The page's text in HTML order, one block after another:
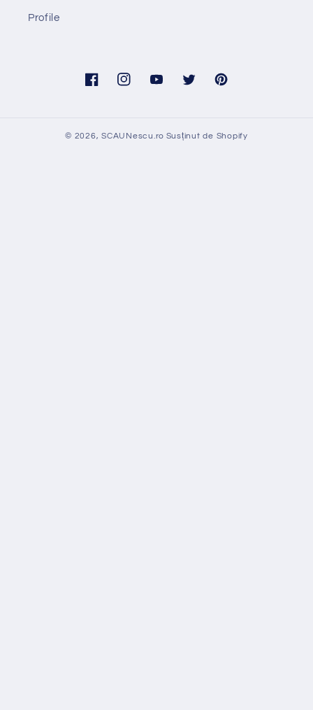
Profile
FacebookInstagramYouTubeTwitter Pinterest
© 2026,SCAUNescu.ro Susținut de Shopify